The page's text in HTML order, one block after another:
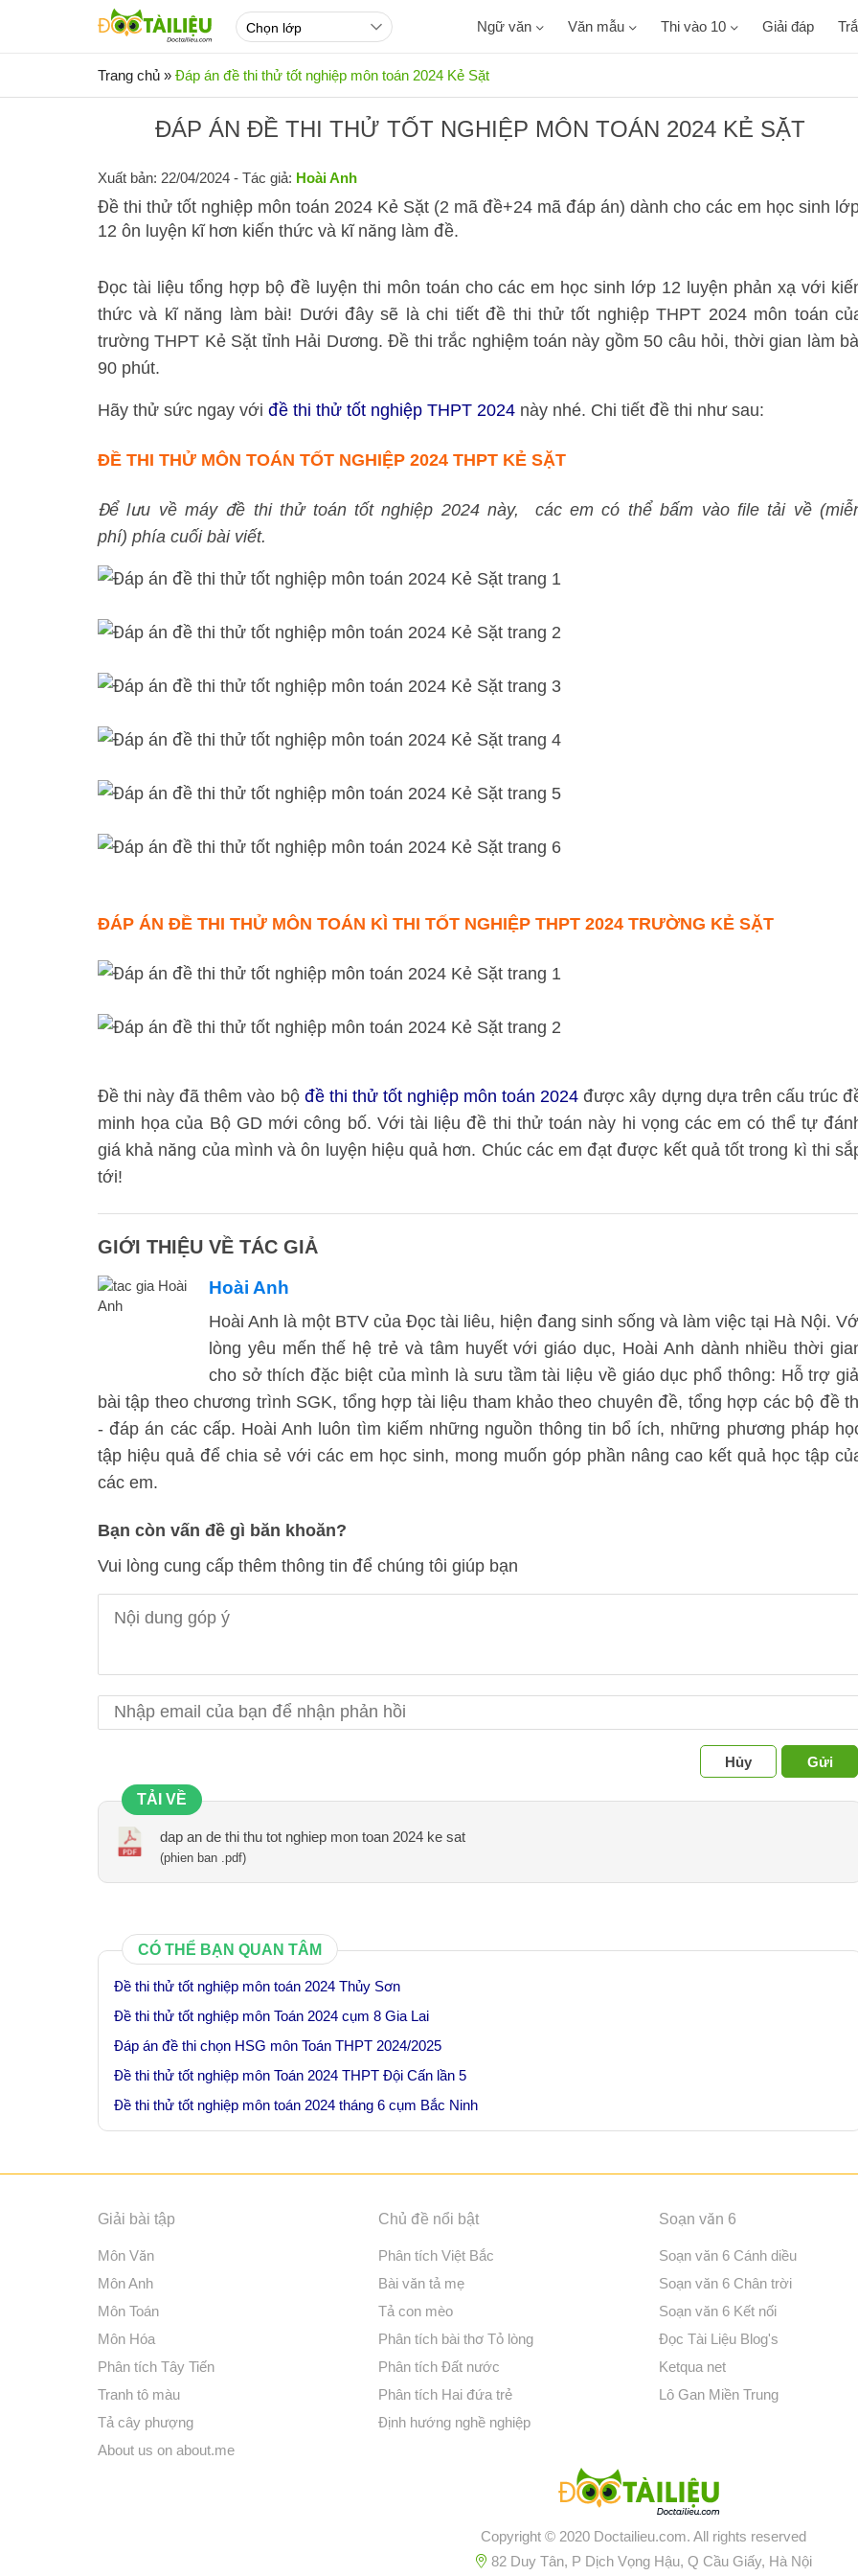
Ngữ văn Văn mẫu Thi vào 10 Giải đáp
Trang chủ » Đáp án đề thi thử tốt nghiệp môn toán 2024 Kẻ Sặt
ĐÁP ÁN ĐỀ THI THỬ TỐT NGHIỆP MÔN TOÁN 2024 KẺ SẶT
Xuất bản: 22/04/2024 - Tác giả: Hoài Anh
Đề thi thử tốt nghiệp môn toán 2024 Kẻ Sặt (2 mã đề+24 mã đáp án) dành cho các em học sinh
12 ôn luyện kĩ hơn kiến thức và kĩ năng làm đề.
Đọc tài liệu tổng hợp bộ đề luyện thi môn toán cho các em học sinh lớp 12 luyện phản xạ với
thức và kĩ năng làm bài! Dưới đây sẽ là chi tiết đề thi thử tốt nghiệp THPT 2024 môn toán
trường THPT Kẻ Sặt tỉnh Hải Dương. Đề thi trắc nghiệm toán này gồm 50 câu hỏi, thời gian làm
90 phút.
Hãy thử sức ngay với đề thi thử tốt nghiệp THPT 2024 này nhé. Chi tiết đề thi như sau:
ĐỀ THI THỬ MÔN TOÁN TỐT NGHIỆP 2024 THPT KẺ SẶT
Để lưu về máy đề thi thử toán tốt nghiệp 2024 này, các em có thể bấm vào file tải về
phí) phía cuối bài viết.
ĐÁP ÁN ĐỀ THI THỬ MÔN TOÁN KÌ THI TỐT NGHIỆP THPT 2024 TRƯỜNG KẺ SẶT
Đề thi này đã thêm vào bộ đề thi thử tốt nghiệp môn toán 2024 được xây dựng dựa trên cấu trúc
minh họa của Bộ GD mới công bố. Với tài liệu đề thi thử toán này hi vọng các em có thể tự
giá khả năng của mình và ôn luyện hiệu quả hơn. Chúc các em đạt được kết quả tốt trong kì thi
tới!
GIỚI THIỆU VỀ TÁC GIẢ
Hoài Anh
Hoài Anh là một BTV của Đọc tài liêu, hiện đang sinh sống và làm việc tại Hà Nội.
lòng yêu mến thế hệ trẻ và tâm huyết với giáo dục, Hoài Anh dành nhiều thời
cho sở thích đặc biệt của mình là sưu tầm tài liệu về giáo dục phổ thông: Hỗ trợ
bài tập theo chương trình SGK, tổng hợp tài liệu tham khảo theo chuyên đề, tổng hợp các bộ đề
- đáp án các cấp. Hoài Anh luôn tìm kiếm những nguồn thông tin bổ ích, những phương pháp
tập hiệu quả để chia sẻ với các em học sinh, mong muốn góp phần nâng cao kết quả học tập
các em.
Bạn còn vấn đề gì băn khoăn?
Vui lòng cung cấp thêm thông tin để chúng tôi giúp bạn
Hủy Gửi
TẢI VỀ
dap an de thi thu tot nghiep mon toan 2024 ke sat
(phien ban .pdf)
CÓ THỂ BẠN QUAN TÂM
Đề thi thử tốt nghiệp môn toán 2024 Thủy Sơn
Đề thi thử tốt nghiệp môn Toán 2024 cụm 8 Gia Lai
Đáp án đề thi chọn HSG môn Toán THPT 2024/2025
Đề thi thử tốt nghiệp môn Toán 2024 THPT Đội Cấn lần 5
Đề thi thử tốt nghiệp môn toán 2024 tháng 6 cụm Bắc Ninh
Giải bài tập
Môn Văn
Môn Anh
Môn Toán
Môn Hóa
Phân tích Tây Tiến
Tranh tô màu
Tả cây phượng
About us on about.me
Chủ đề nổi bật
Phân tích Việt Bắc
Bài văn tả mẹ
Tả con mèo
Phân tích bài thơ Tỏ lòng
Phân tích Đất nước
Phân tích Hai đứa trẻ
Định hướng nghề nghiệp
Soạn văn 6
Soạn văn 6 Cánh diều
Soạn văn 6 Chân trời
Soạn văn 6 Kết nối
Đọc Tài Liệu Blog's
Ketqua net
Lô Gan Miền Trung
Copyright © 2020 Doctailieu.com. All rights reserved
82 Duy Tân, P Dịch Vọng Hậu, Q Cầu Giấy, Hà Nội